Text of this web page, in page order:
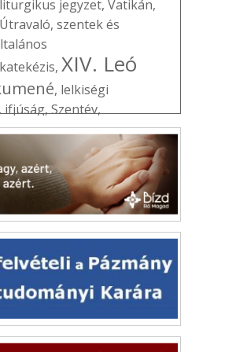
liturgikus jegyzet, Vatikán,
Útravaló, szentek és
, XIV. Leó
, lelkiségi
ifjúság,Szentév,
Coeli